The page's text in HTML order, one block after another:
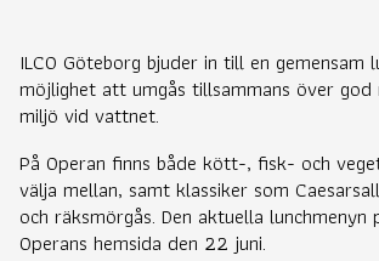
ILCO Göteborg bjuder in till en gemensam
möjlighet att umgås tillsammans över
miljö vid vattnet.
På Operan finns både kött-, fisk- och
välja mellan, samt klassiker som
och räksmörgås. Den aktuella lunchmenyn
Operans hemsida den 22 juni.